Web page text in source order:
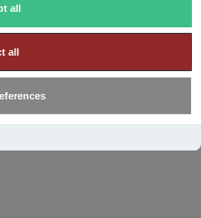
all
all
BOURBON